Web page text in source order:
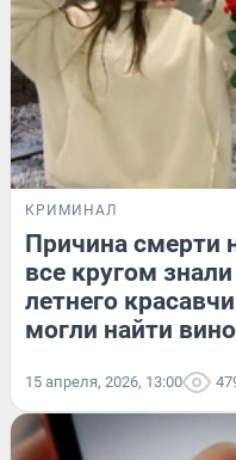
КРИМИНАЛ
Причина смерти
все кругом
летнего
могли найти
15 апреля, 2026, 13:00